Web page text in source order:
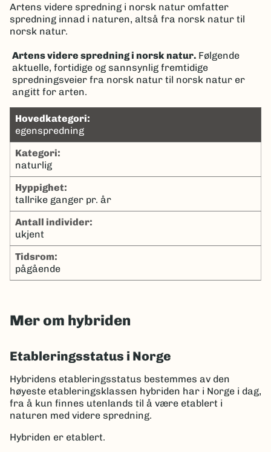
Artens videre spredning i norsk natur omfatter
spredning innad i naturen, altså fra norsk natur til
norsk natur.
Artens videre spredning i norsk natur. Følgende
aktuelle, fortidige og sannsynlig fremtidige
spredningsveier fra norsk natur til norsk natur er
angitt for arten.
hovedkategori:
egenspredning
kategori:
naturlig
hyppighet:
tallrike ganger pr. år
antall individer:
ukjent
tidsrom:
pågående
Mer om hybriden
Etableringsstatus i Norge
Hybridens etableringsstatus bestemmes av den
høyeste etableringsklassen hybriden har i Norge i dag,
fra å kun finnes utenlands til å være etablert i
naturen med videre spredning.
Hybriden er etablert.